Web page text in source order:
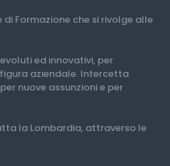
di Formazione che si rivolge alle
evoluti ed innovativi, per
aziendale. Intercetta
per nuove assunzioni e per
la Lombardia, attraverso le